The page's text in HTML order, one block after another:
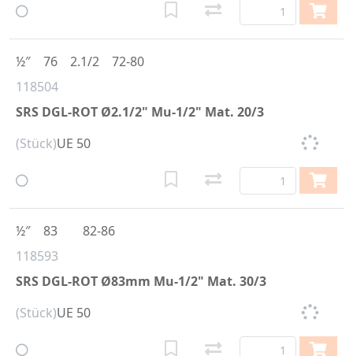
118504
SRS DGL-ROT Ø2.1/2" Mu-1/2" Mat. 20/3
½″ 76 2.1/2 72-80
(Stück)UE 50
118593
SRS DGL-ROT Ø83mm Mu-1/2" Mat. 30/3
½″ 83 82-86
(Stück)UE 50